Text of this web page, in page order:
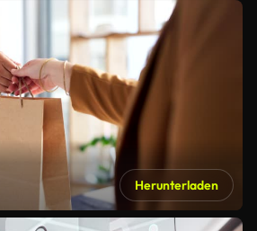
Herunterladen